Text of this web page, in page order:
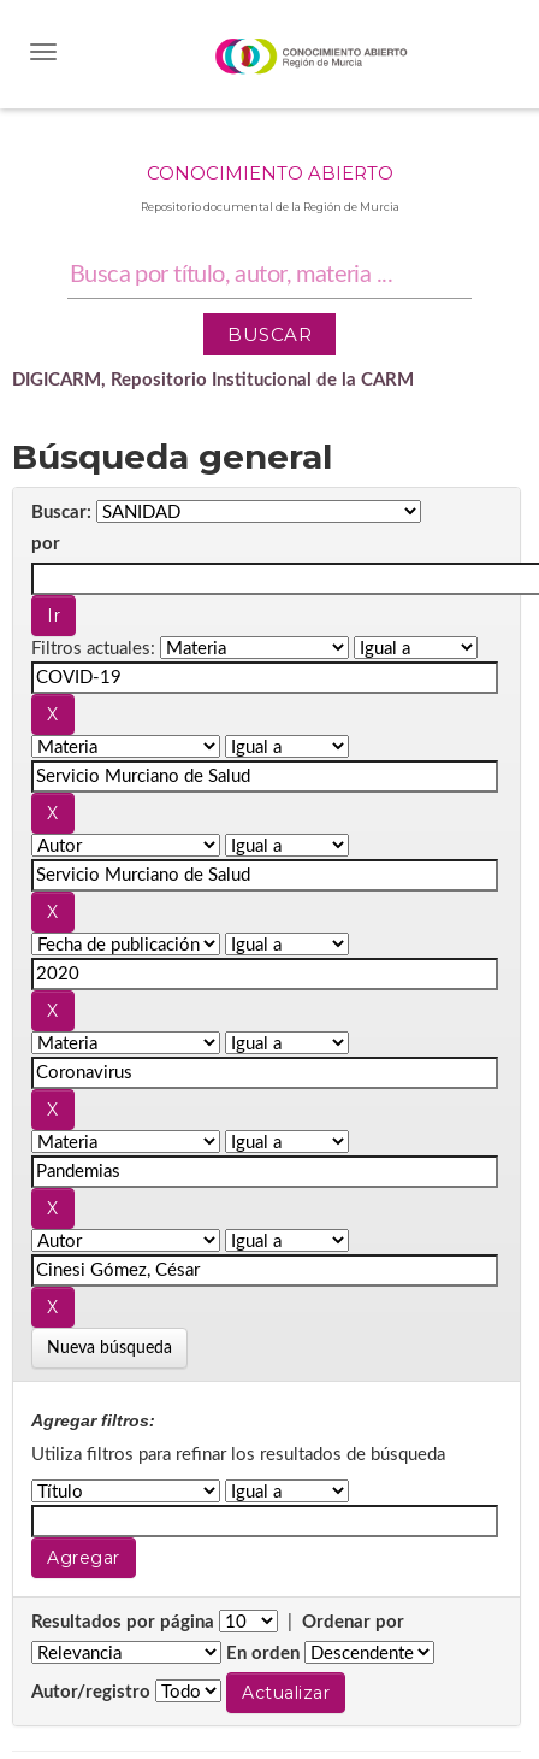
CONOCIMIENTO ABIERTO
Repositorio documental de la Región de Murcia
DIGICARM, Repositorio Institucional de la CARM
Búsqueda general
Buscar:
por
Filtros actuales:
Nueva búsqueda
Agregar filtros:
Utiliza filtros para refinar los resultados de búsqueda
Resultados por página
Ordenar por
En orden
Autor/registro